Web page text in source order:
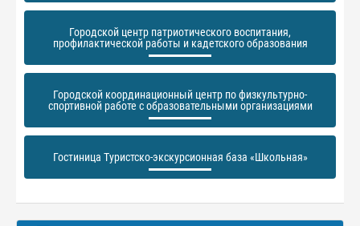
Городской центр патриотического воспитания,
профилактической работы и кадетского образования
Городской координационный центр по физкультурно-
спортивной работе с образовательными организациями
Гостиница Туристско-экскурсионная база «Школьная»